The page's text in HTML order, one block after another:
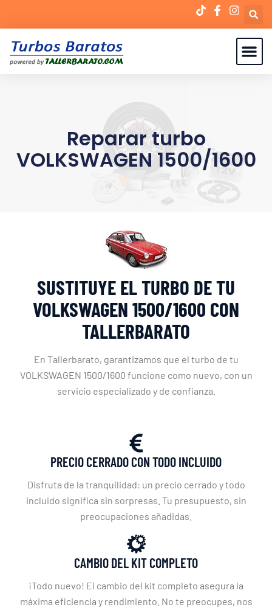
Reparar turbo
VOLKSWAGEN 1500/1600
SUSTITUYE EL TURBO DE TU
VOLKSWAGEN 1500/1600 CON
TALLERBARATO
En Tallerbarato, garantizamos que el turbo de tu
VOLKSWAGEN 1500/1600 funcione como nuevo, con un
servicio especializado y de confianza.
PRECIO CERRADO CON TODO INCLUIDO
Disfruta de la tranquilidad: un precio cerrado y todo
incluido significa sin sorpresas. Tu presupuesto, sin
preocupaciones añadidas.
CAMBIO DEL KIT COMPLETO
¡Todo nuevo! El cambio del kit completo asegura la
máxima eficiencia y rendimiento. No te preocupes, nos